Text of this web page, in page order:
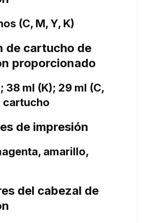
(C, M, Y, K)
de cartucho de
proporcionado
38 ml (K); 29 ml (C,
cartucho
de impresión
amarillo,
del cabezal de